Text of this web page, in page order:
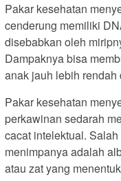
Pakar kesehatan
cenderung memiliki
disebabkan oleh
Dampaknya bisa
anak jauh lebih rendah
Pakar kesehatan
perkawinan sedarah
cacat intelektual.
menimpanya adalah
atau zat yang